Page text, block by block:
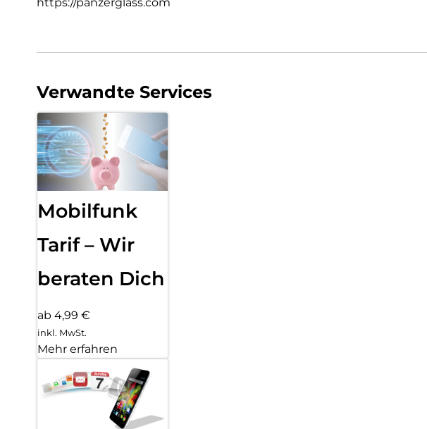
Verwandte Services
Mobilfunk
Tarif – Wir
beraten Dich
ab 4,99 €
inkl. MwSt.
Mehr erfahren